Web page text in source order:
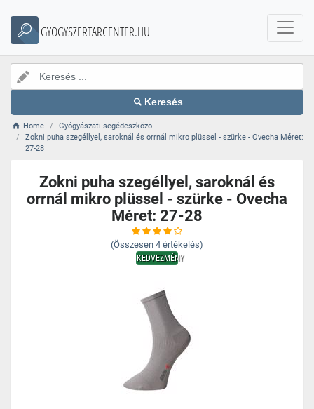
GYOGYSZERTARCENTER.HU
Keresés
Home
Gyógyászati segédeszközö
Zokni puha szegéllyel, saroknál és orrnál mikro plüssel - szürke - Ovecha Méret:
27-28
Zokni puha szegéllyel, saroknál és
orrnál mikro plüssel - szürke - Ovecha
Méret: 27-28
(Összesen 4 értékelés)
KEDVEZMÉNY